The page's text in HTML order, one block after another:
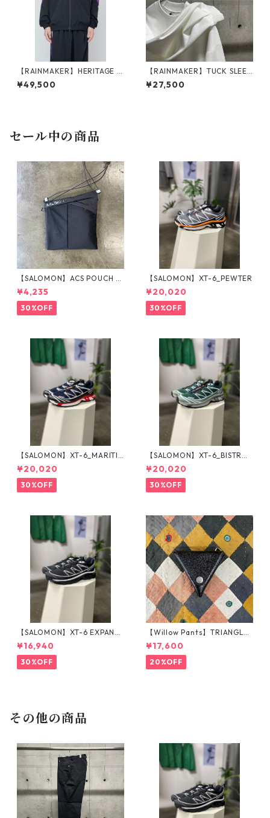
【RAINMAKER】HERITAGE T
RACK JACKET_BLACK
¥49,500
【RAINMAKER】TUCK SLEEV
E LONG TEE_WHITE
¥27,500
セール中の商品
【SALOMON】ACS POUCH 2
_BLACK
¥4,235
30%OFF
【SALOMON】XT-6_PEWTER
¥20,020
30%OFF
【SALOMON】XT-6_MARITI
ME BLUE
¥20,020
30%OFF
【SALOMON】XT-6_BISTRO
GREEN
¥20,020
30%OFF
【SALOMON】XT-6 EXPANSE
_BLACK×WHITE
¥16,940
30%OFF
【Willow Pants】TRIANGLE
COIN CASE_BLACK
¥17,600
20%OFF
その他の商品